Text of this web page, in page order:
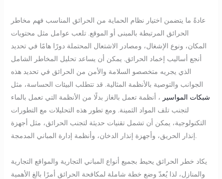
عادةً ما يتضمن اختيار نظام الحماية من الحرائق المناسب فهم مخاطر
الحرائق المرتبطة بالمبنى أو الموقع. تلعب عوامل مثل محتويات
المكان، ونوع الإشغال، ومصادر الاشتعال المحتملة دورًا هامًا في تحديد
أنجع أساليب إخماد الحرائق. يمكن أن يساعد تحليل المخاطر الشامل
الذي يجريه متخصصو السلامة والأمن من الحرائق في تحديد هذه
الجوانب والتوصية بالأنظمة المثالية. قد تتطلب البيئات الحساسة، مثل
شبكات المواسير ، أنظمة تعمل بالغاز بدلًا من الأنظمة التي تعمل بالماء
لتجنب تلف المواد الثمينة. ومع تطور هذه التحليلات مع التطورات
التكنولوجية، يمكن أن تشمل تقنيات حديثة لتجنب الحرائق، مثل أجهزة
إنذار الحريق، وأجهزة إنذار الدخان، وأنظمة إدارة المباني المدمجة.
يكاد خطر الحرائق يحيط بجميع أنواع المباني التجارية والمواقع التجارية
والمنازل، لذا يُعدّ وضع خطة شاملة لمكافحة الحرائق أمرًا بالغ الأهمية